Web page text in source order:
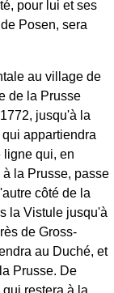
pour lui et ses
Posen, sera
au village de
de la Prusse
jusqu'à la
appartiendra
ligne qui, en
la Prusse, passe
côté de la
la Vistule jusqu'à
de Gross-
au Duché, et
Prusse. De
restera à la